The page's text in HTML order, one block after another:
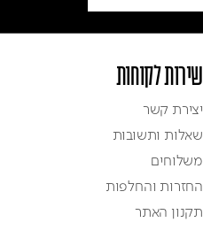
שירות לקוחות
יצירת קשר
שאלות ותשובות
משלוחים
החזרות והחלפות
תקנון האתר